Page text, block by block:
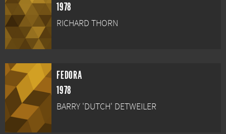
1978
RICHARD THORN
FEDORA
1978
BARRY 'DUTCH' DETWEILER